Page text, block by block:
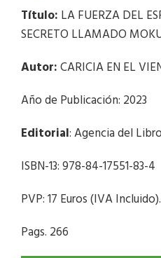
Título: LA FUERZA DEL
SECRETO LLAMADO
Autor:CARICIA EN EL
Año de Publicación: 2023
Editorial: Agencia del Libro
ISBN-13: 978-84-17551-83-4
PVP: 17 Euros (IVA Incluido).
Pags. 266